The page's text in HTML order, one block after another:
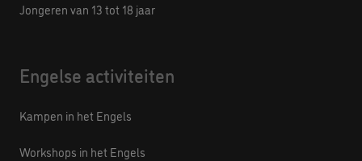
Jongeren van 13 tot 18 jaar
Engelse activiteiten
Kampen in het Engels
Workshops in het Engels